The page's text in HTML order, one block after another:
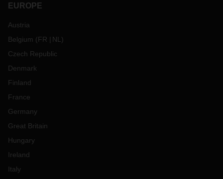
EUROPE
Austria
Belgium (FR NL )
Czech Republic
Denmark
Finland
France
Germany
Great Britain
Hungary
Ireland
Italy